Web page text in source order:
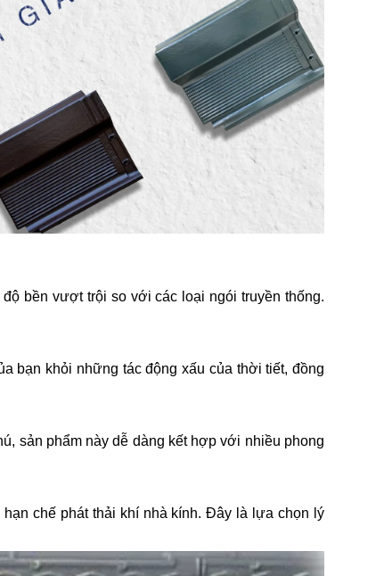
bền vượt trội so với các loại ngói truyền thống.
bạn khỏi những tác động xấu của thời tiết, đồng
sản phẩm này dễ dàng kết hợp với nhiều phong
chế phát thải khí nhà kính. Đây là lựa chọn lý